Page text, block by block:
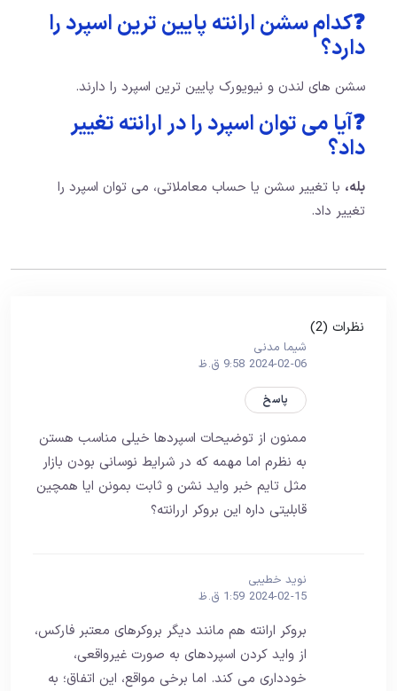
❓کدام سشن ارانته پایین ترین اسپرد را
دارد؟
سشن های لندن و نیویورک پایین ترین اسپرد را دارند.
❓آیا می توان اسپرد را در ارانته تغییر
داد؟
بله، با تغییر سشن یا حساب معاملاتی، می توان اسپرد را
تغییر داد.
نظرات (2)
شیما مدنی
2024-02-06 9:58 ق.ظ
پاسخ
ممنون از توضیحات اسپردها خیلی مناسب هستن
به نظرم اما مهمه که در شرایط نوسانی بودن بازار
مثل تایم خبر واید نشن و ثابت بمونن ایا همچین
قابلیتی داره این بروکر اررانته؟
نوید خطیبی
2024-02-15 1:59 ق.ظ
بروکر ارانته هم مانند دیگر بروکرهای معتبر فارکس،
از واید کردن اسپردهای به صورت غیرواقعی،
خودداری می کند. اما برخی مواقع، این اتفاق؛ به